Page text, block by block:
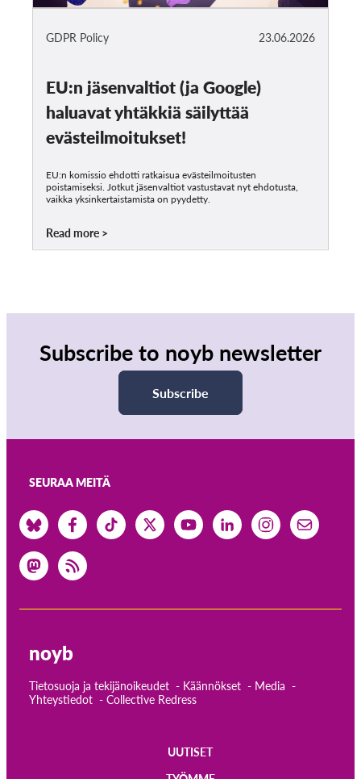
23.06.2026
GDPR Policy
EU:n jäsenvaltiot (ja Google)
haluavat yhtäkkiä säilyttää
evästeilmoitukset!
EU:n komissio ehdotti ratkaisua evästeilmoitusten
poistamiseksi. Jotkut jäsenvaltiot vastustavat nyt ehdotusta,
vaikka yksinkertaistamista on pyydetty.
Read more
Subscribe to noyb newsletter
Subscribe
SEURAA MEITÄ
noyb
Tietosuoja ja tekijänoikeudet Käännökset
Media
Yhteystiedot
Collective Redress
UUTISET